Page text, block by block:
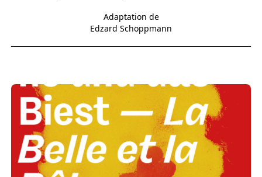
Adaptation de
Edzard Schoppmann